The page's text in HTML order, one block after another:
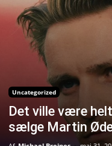
Uncategorized
Det ville være
sælge Martin